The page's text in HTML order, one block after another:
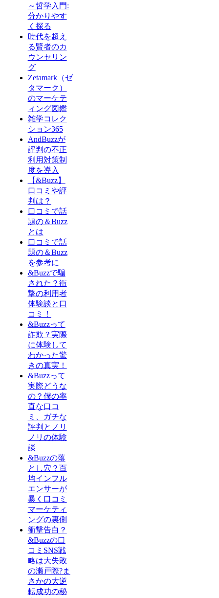
～哲学入門:
分かりやす
く探る
時代を超え
る賢者のカ
ウンセリン
グ
Zetamark（ゼ
タマーク）
のマーケテ
ィング図鑑
雑学コレク
ション365
AndBuzzが
評判の不正
利用対策制
度を導入
【&Buzz】
口コミや評
判は？
口コミで話
題の＆Buzz
とは
口コミで話
題の＆Buzz
を参考に
&Buzzで騙
された？衝
撃の利用者
体験談と口
コミ！
&Buzzって
詐欺？実際
に体験して
わかった驚
きの真実！
&Buzzって
実際どうな
の？僕の率
直な口コ
ミ、ガチな
評判とノリ
ノリの体験
談
&Buzzの落
とし穴？百
均インフル
エンサーが
暴く口コミ
マーケティ
ングの裏側
衝撃告白？
&Buzzの口
コミSNS戦
略は大失敗
の瀬戸際?ま
さかの大逆
転成功の秘